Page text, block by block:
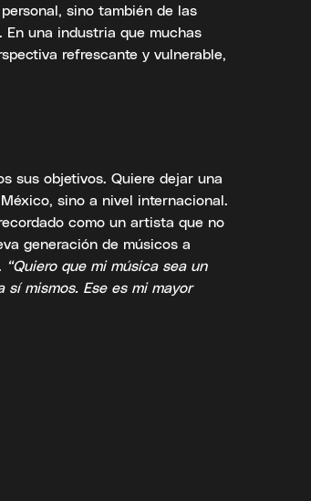
sino también de las
una industria que muchas
refrescante y vulnerable,
sus objetivos. Quiere dejar una
sino a nivel internacional.
como un artista que no
generación de músicos a
“Quiero que mi música sea un
mismos. Ese es mi mayor